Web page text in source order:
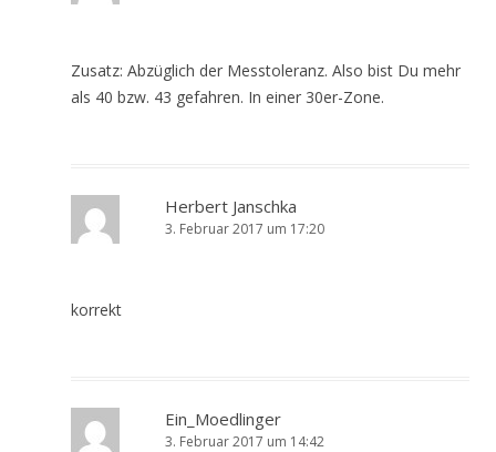
Zusatz: Abzüglich der Messtoleranz. Also bist Du mehr
als 40 bzw. 43 gefahren. In einer 30er-Zone.
Herbert Janschka
3. Februar 2017 um 17:20
korrekt
Ein_Moedlinger
3. Februar 2017 um 14:42